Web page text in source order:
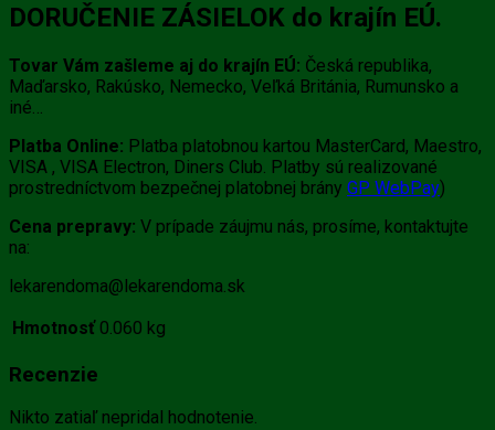
DORUČENIE ZÁSIELOK do krajín EÚ.
Tovar Vám zašleme aj do krajín EÚ: Česká republika,
Maďarsko, Rakúsko, Nemecko, Veľká Británia, Rumunsko a
iné…
Platba Online: Platba platobnou kartou MasterCard, Maestro,
VISA , VISA Electron, Diners Club. Platby sú realizované
prostredníctvom bezpečnej platobnej brány GP WebPay)
Cena prepravy: V prípade záujmu nás, prosíme, kontaktujte
na:
lekarendoma@lekarendoma.sk
Hmotnosť 0.060 kg
Recenzie
Nikto zatiaľ nepridal hodnotenie.